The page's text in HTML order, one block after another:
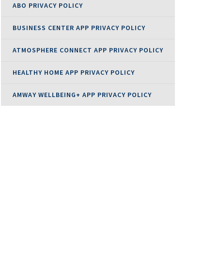
ABO PRIVACY POLICY
BUSINESS CENTER APP PRIVACY POLICY
ATMOSPHERE CONNECT APP PRIVACY POLICY
HEALTHY HOME APP PRIVACY POLICY
AMWAY WELLBEING+ APP PRIVACY POLICY